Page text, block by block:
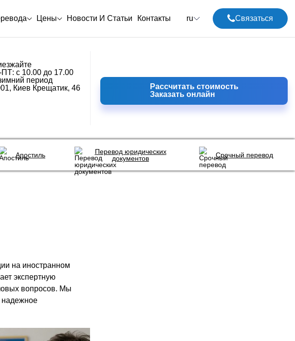
Цены Новости И Статьи Контакты ru Связаться
с 10.00 до 17.00
период
Киев Крещатик, 46
Рассчитать стоимость
Заказать онлайн
Апостиль
Перевод юридических
документов
Срочный перевод
на иностранном
экспертную
вопросов. Мы
надежное